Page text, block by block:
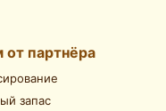
партнёра
запас